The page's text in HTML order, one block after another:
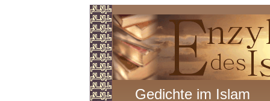
Gedichte im Islam